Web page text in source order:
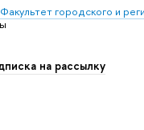
Факультет городского и
на рассылку